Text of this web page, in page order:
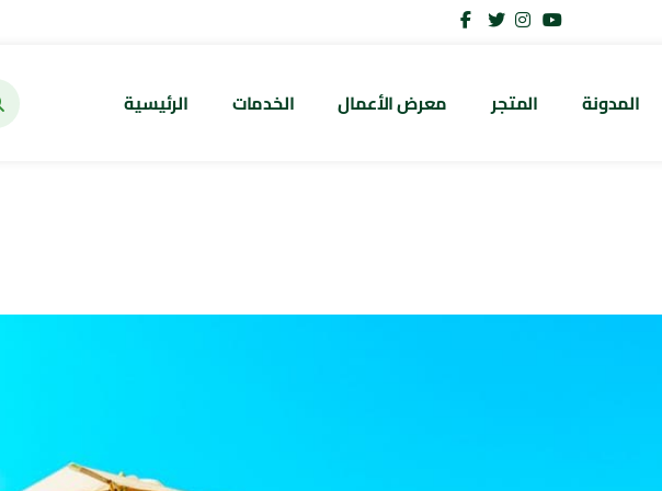
الرئيسية الخدمات معرض الأعمال المتجر المدونة